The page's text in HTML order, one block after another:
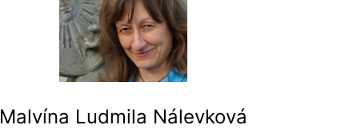
Malvína Ludmila Nálevková